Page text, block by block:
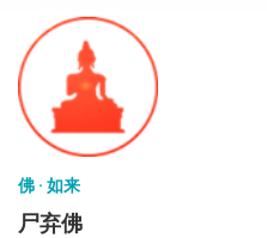
佛 · 如来
尸弃佛